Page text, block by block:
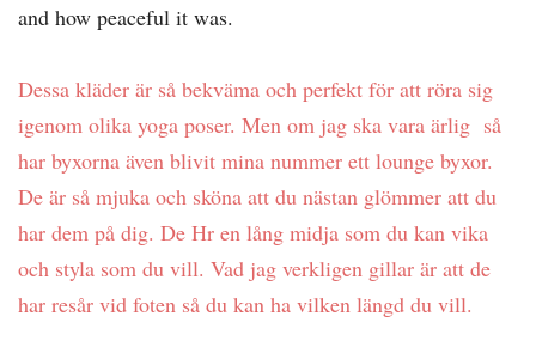
and how peaceful it was.
Dessa kläder är så bekväma och perfekt för att röra sig
igenom olika yoga poser. Men om jag ska vara ärlig så
har byxorna även blivit mina nummer ett lounge byxor.
De är så mjuka och sköna att du nästan glömmer att du
har dem på dig. De Hr en lång midja som du kan vika
och styla som du vill. Vad jag verkligen gillar är att de
har resår vid foten så du kan ha vilken längd du vill.